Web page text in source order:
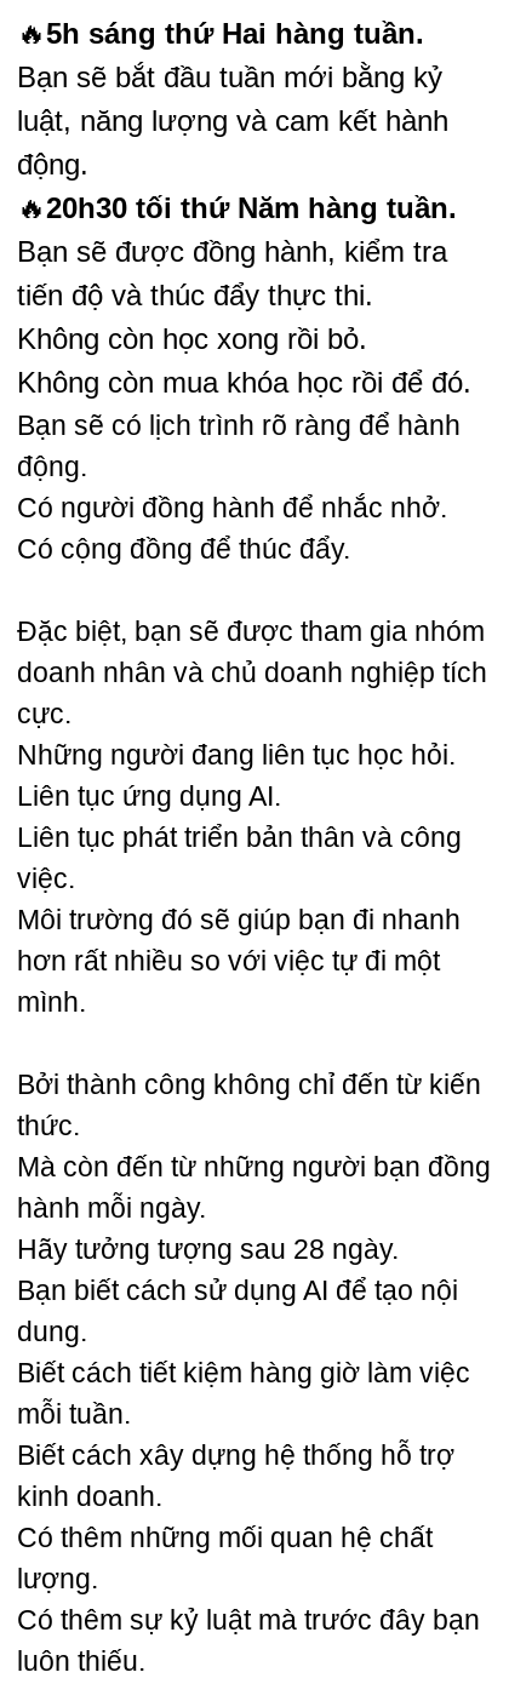
🔥5h sáng thứ Hai hàng tuần.
Bạn sẽ bắt đầu tuần mới bằng kỷ
luật, năng lượng và cam kết hành
động.
🔥20h30 tối thứ Năm hàng tuần.
Bạn sẽ được đồng hành, kiểm tra
tiến độ và thúc đẩy thực thi.
Không còn học xong rồi bỏ.
Không còn mua khóa học rồi để đó.
Bạn sẽ có lịch trình rõ ràng để hành
động.
Có người đồng hành để nhắc nhở.
Có cộng đồng để thúc đẩy.
Đặc biệt, bạn sẽ được tham gia nhóm
doanh nhân và chủ doanh nghiệp tích
cực.
Những người đang liên tục học hỏi.
Liên tục ứng dụng AI.
Liên tục phát triển bản thân và công
việc.
Môi trường đó sẽ giúp bạn đi nhanh
hơn rất nhiều so với việc tự đi một
mình.
Bởi thành công không chỉ đến từ kiến
thức.
Mà còn đến từ những người bạn đồng
hành mỗi ngày.
Hãy tưởng tượng sau 28 ngày.
Bạn biết cách sử dụng AI để tạo nội
dung.
Biết cách tiết kiệm hàng giờ làm việc
mỗi tuần.
Biết cách xây dựng hệ thống hỗ trợ
kinh doanh.
Có thêm những mối quan hệ chất
lượng.
Có thêm sự kỷ luật mà trước đây bạn
luôn thiếu.